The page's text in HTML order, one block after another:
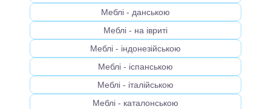
Меблі - данською
Меблі - на івриті
Меблі - індонезійською
Меблі - іспанською
Меблі - італійською
Меблі - каталонською